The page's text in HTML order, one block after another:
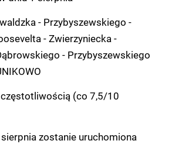
- Przybyszewskiego -
- Zwierzyniecka -
- Przybyszewskiego
(co 7,5/10
zostanie uruchomiona